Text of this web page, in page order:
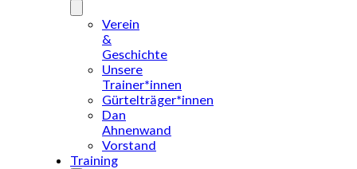
Verein
&
Geschichte
Unsere
Trainer*innen
Gürtelträger*innen
Dan
Ahnenwand
Vorstand
Training